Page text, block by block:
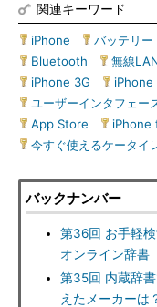
関連キーワード
iPhone バッテリー
Bluetooth
無線
iPhone 3G
iPhone
ユーザーインタフェー
App Store
iPhone
今すぐ使えるケータイ
バックナンバー
第36回 お手軽
オンライン辞書
第35回 内蔵辞
えたメーカーは